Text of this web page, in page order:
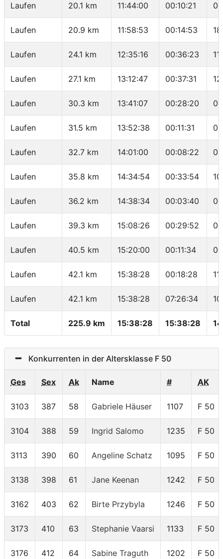
Laufen 20.1 km 11:44:00 00:10:21
Laufen 20.9 km 11:58:53 00:14:53
Laufen 24.1 km 12:35:16 00:36:23
Laufen 27.1 km 13:12:47 00:37:31
Laufen 30.3 km 13:41:07 00:28:20
Laufen 31.5 km 13:52:38 00:11:31
Laufen 32.7 km 14:01:00 00:08:22
Laufen 35.8 km 14:34:54 00:33:54
Laufen 36.2 km 14:38:34 00:03:40
Laufen 39.3 km 15:08:26 00:29:52
Laufen 40.5 km 15:20:00 00:11:34
Laufen 42.1 km 15:38:28 00:18:28
Laufen 42.1 km 15:38:28 07:26:34
Total 225.9 km 15:38:28 15:38:28
Konkurrenten in der Altersklasse F 50
Ges Sex Ak Name # AK
3103 387 58 Gabriele Häuser 1107 F 50
3104 388 59 Ingrid Salomo 1235 F 50
3113 390 60 Angeline Schatz 1095 F 50
3138 398 61 Jane Keenan 1242 F 50
3162 403 62 Birte Przybyla 1246 F 50
3173 410 63 Stephanie Vaarsi 1133 F 50
3176 412 64 Sabine Traguth 1202 F 50